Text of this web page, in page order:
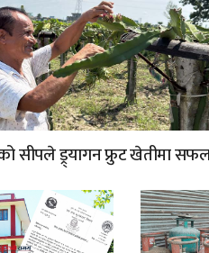
सीपले ड्र्यागन फ्रुट खेतीमा